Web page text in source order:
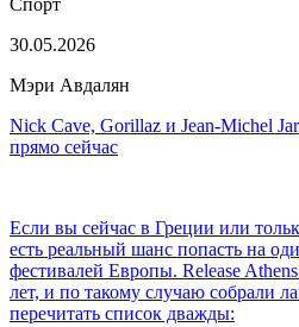
30.05.2026
Мэри Авдалян
Nick Cave, Gorillaz и Jean-Michel
прямо сейчас
Если вы сейчас в Греции или
есть реальный шанс попасть на
фестивалей Европы. Release
лет, и по такому случаю собрали
перечитать список дважды: